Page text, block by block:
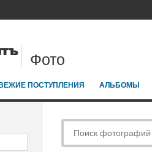
Фото
ПОСТУПЛЕНИЯ АЛЬБОМЫ